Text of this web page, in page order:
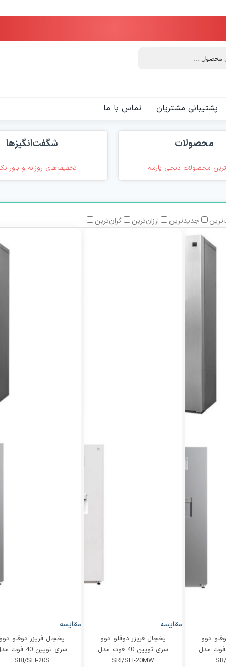
پشتیبانی مشتریان تماس با ما
محصولات
محصولات دیجی پارسه
شگفت‌انگیزها
تخفیف‌های روزانه و باور
جدیدترین ارزان‌ترین گران‌ترین
دوو
تویین 40 فوت مدل
مقایسه
یخچال فریزر دوقلو دوو
سری تویین 40 فوت مدل
SRI/SFI-20MW
مقایسه
یخچال فریزر دوقلو
سری تویین 40 فوت
SRI/SFI-20S